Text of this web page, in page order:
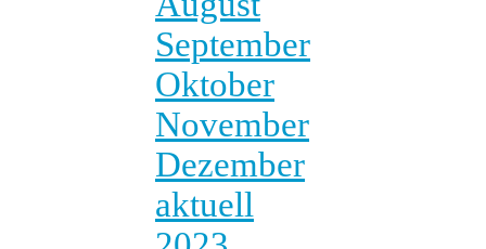
September
Oktober
November
Dezember
aktuell